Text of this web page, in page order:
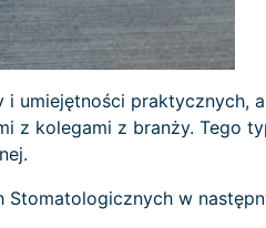
i umiejętności praktycznych,
z kolegami z branży. Tego
Stomatologicznych w